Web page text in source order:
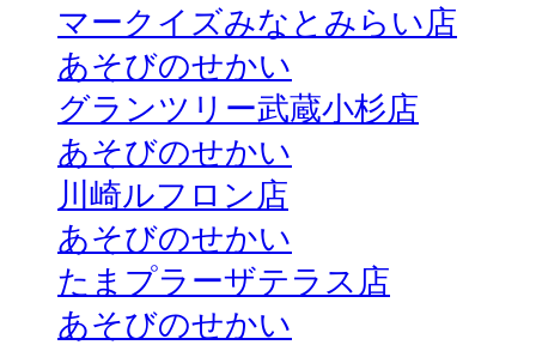
マークイズみなとみらい店
あそびのせかい
グランツリー武蔵小杉店
あそびのせかい
川崎ルフロン店
あそびのせかい
たまプラーザテラス店
あそびのせかい